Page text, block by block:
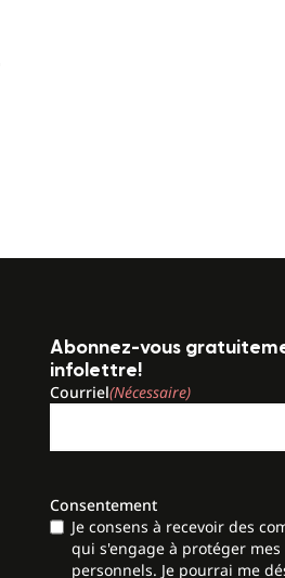
Abonnez-vous
infolettre!
Courriel(Nécessaire)
Consentement
Je consens à recevoir des
qui s'engage à protéger
personnels. Je pourrai me